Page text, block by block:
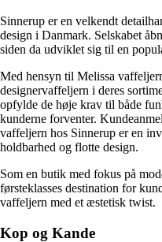
Sinnerup er en velkendt
design i Danmark. Selskabet
siden da udviklet sig til en
Med hensyn til Melissa
designervaffeljern i deres
opfylde de høje krav til både
kunderne forventer.
vaffeljern hos Sinnerup er en
holdbarhed og flotte design.
Som en butik med fokus på
førsteklasses destination for
vaffeljern med et æstetisk twist.
Kop og Kande